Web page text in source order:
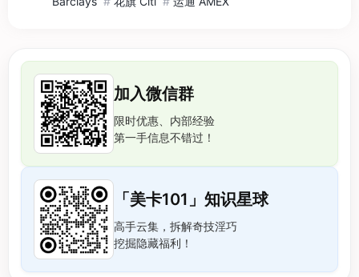
加入微信群
限时优惠、内部经验
第一手信息不错过！
「美卡101」知识星球
高手云集，拆解奇技淫巧
挖掘隐藏福利！